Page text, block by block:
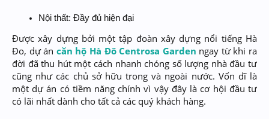
Nội thất: Đầy đủ hiện đại
Được xây dựng bởi một tập đoàn xây dựng nổi tiếng Hà
Đo, dự án căn hộ Hà Đô Centrosa Garden ngay từ khi ra
đời đã thu hút một cách nhanh chóng số lượng nhà đầu tư
cũng như các chủ sở hữu trong và ngoài nước. Vốn dĩ là
một dự án có tiềm năng chính vì vậy đây là cơ hội đầu tư
có lãi nhất dành cho tất cả các quý khách hàng.